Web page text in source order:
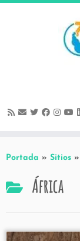
Skip
Portada » Sitios »
África